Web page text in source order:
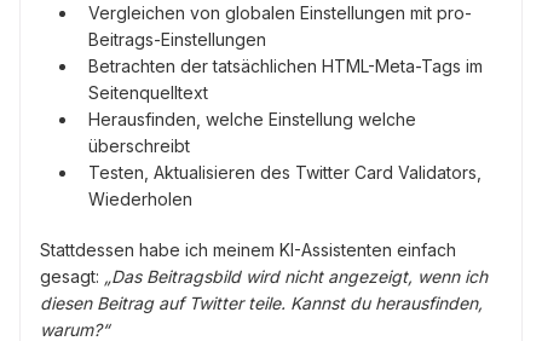
Vergleichen von globalen Einstellungen mit pro-
Beitrags-Einstellungen
Betrachten der tatsächlichen HTML-Meta-Tags im
Seitenquelltext
Herausfinden, welche Einstellung welche
überschreibt
Testen, Aktualisieren des Twitter Card Validators,
Wiederholen
Stattdessen habe ich meinem KI-Assistenten einfach
gesagt: „Das Beitragsbild wird nicht angezeigt, wenn ich
diesen Beitrag auf Twitter teile. Kannst du herausfinden,
warum?“